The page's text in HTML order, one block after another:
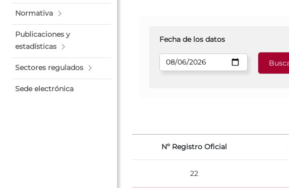
Normativa
Publicaciones y
estadísticas
Sectores regulados
Sede electrónica
Fecha de los datos
Nº Registro Oficial
22